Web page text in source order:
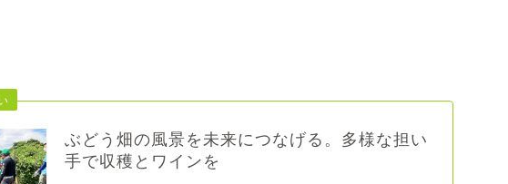
ぶどう畑の風景を未来につなげる。多様な担い
手で収穫とワインを